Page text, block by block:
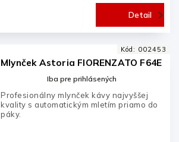
Detail
Mlynček Astoria FIORENZATO F64E
Iba pre prihlásených
Profesionálny mlynček kávy najvyššej
kvality s automatickým mletím priamo do
páky.
Kód: 002453